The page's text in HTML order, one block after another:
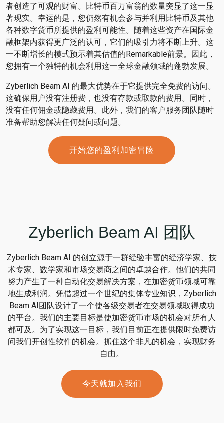
者创造了可观的财富。比特币百万富翁的数量突显了这一显
著现实。幸运的是，您仍然有机会参与并利用比特币及其他
各种数字货币所提供的盈利可能性。随着这些资产在国际金
融框架内获得更广泛的认可，它们的吸引力将不断上升。这
一不断增长的模式预示着其估值的Remarkable前景。因此，
您拥有一个独特的机会利用这一全球金融领域的蓬勃发展。
Zyberlich Beam AI 的最大优势在于它提供完全免费的访问。
这确保用户没有注册费，也没有存款或取款的费用。同时，
没有任何佣金或隐藏费用。此外，我们的客户服务团队随时
准备帮助您解决任何疑问或问题。
开始您的盈利加密冒险
Zyberlich Beam AI 团队
Zyberlich Beam AI 的创立源于一群经验丰富的经济学家、技
术专家、数学家和市场交易商之间的卓越合作。他们的共同
努力产生了一种自动化交易解决方案，在加密货币领域可靠
地生成利润。凭借超过一个世纪的集体专业知识，Zyberlich
Beam AI团队设计了一个使各级交易者在交易领域取得成功
的平台。我们的主要目标是使加密货币市场的机会对所有人
都可及。为了实现这一目标，我们目前正在提供限时免费访
问我们开创性软件的机会。抓住这个非凡的机会，实现财务
自由。
今天就加入我们